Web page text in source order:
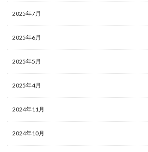
2025年7月
2025年6月
2025年5月
2025年4月
2024年11月
2024年10月